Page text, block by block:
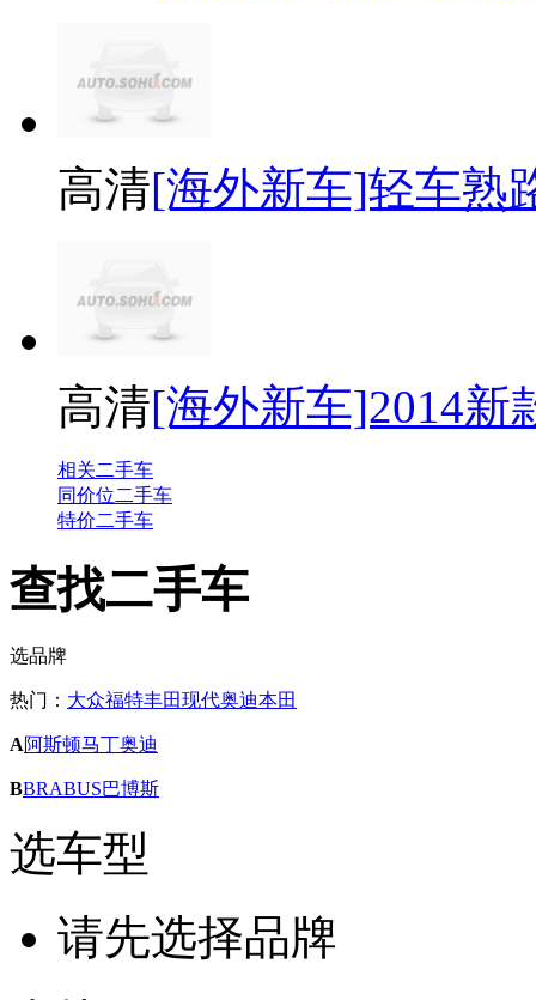
高清[海外新车]轻车熟
高清[海外新车]2014新
相关二手车
同价位二手车
特价二手车
查找二手车
选品牌
热门： 大众福特丰田现代奥迪本田
A阿斯顿马丁奥迪
BBRABUS巴博斯
选车型
请先选择品牌